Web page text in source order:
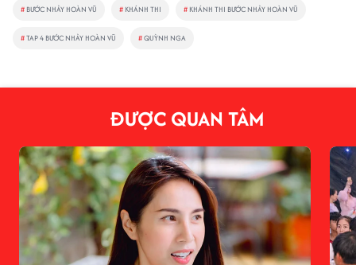
# BƯỚC NHẢY HOÀN VŨ # KHÁNH THI # KHÁNH THI BƯỚC NHẢY HOÀN VŨ
#TAP 4 BƯỚC NHẢY HOÀN VŨ #QUỲNH NGA
ĐƯỢC QUAN TÂM